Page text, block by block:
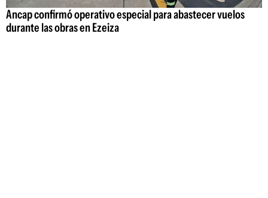
Ancap confirmó operativo especial para abastecer vuelos
durante las obras en Ezeiza